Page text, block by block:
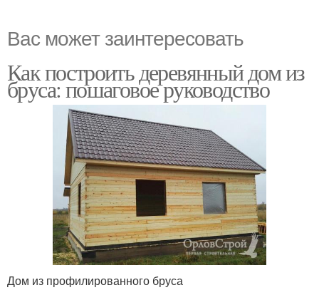
Вас может заинтересовать
Как построить деревянный дом из
бруса: пошаговое руководство
Дом из профилированного бруса